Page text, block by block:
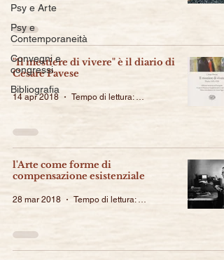
Psy e Arte
Psy e
Contemporaneità
Convegni e
congressi
Bibliografia
"Il mestiere di vivere" è il diario di
Cesare Pavese
14 apr 2018 Tempo di lettura: 1 min
l'Arte come forme di
compensazione esistenziale
28 mar 2018 Tempo di lettura: 2 min